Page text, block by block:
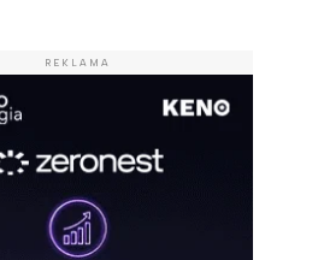
REKLAMA